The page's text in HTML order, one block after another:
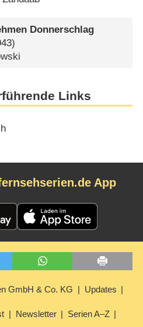
Donnerschlag
Links
App
GmbH & Co. KG Updates
Newsletter Serien A–Z